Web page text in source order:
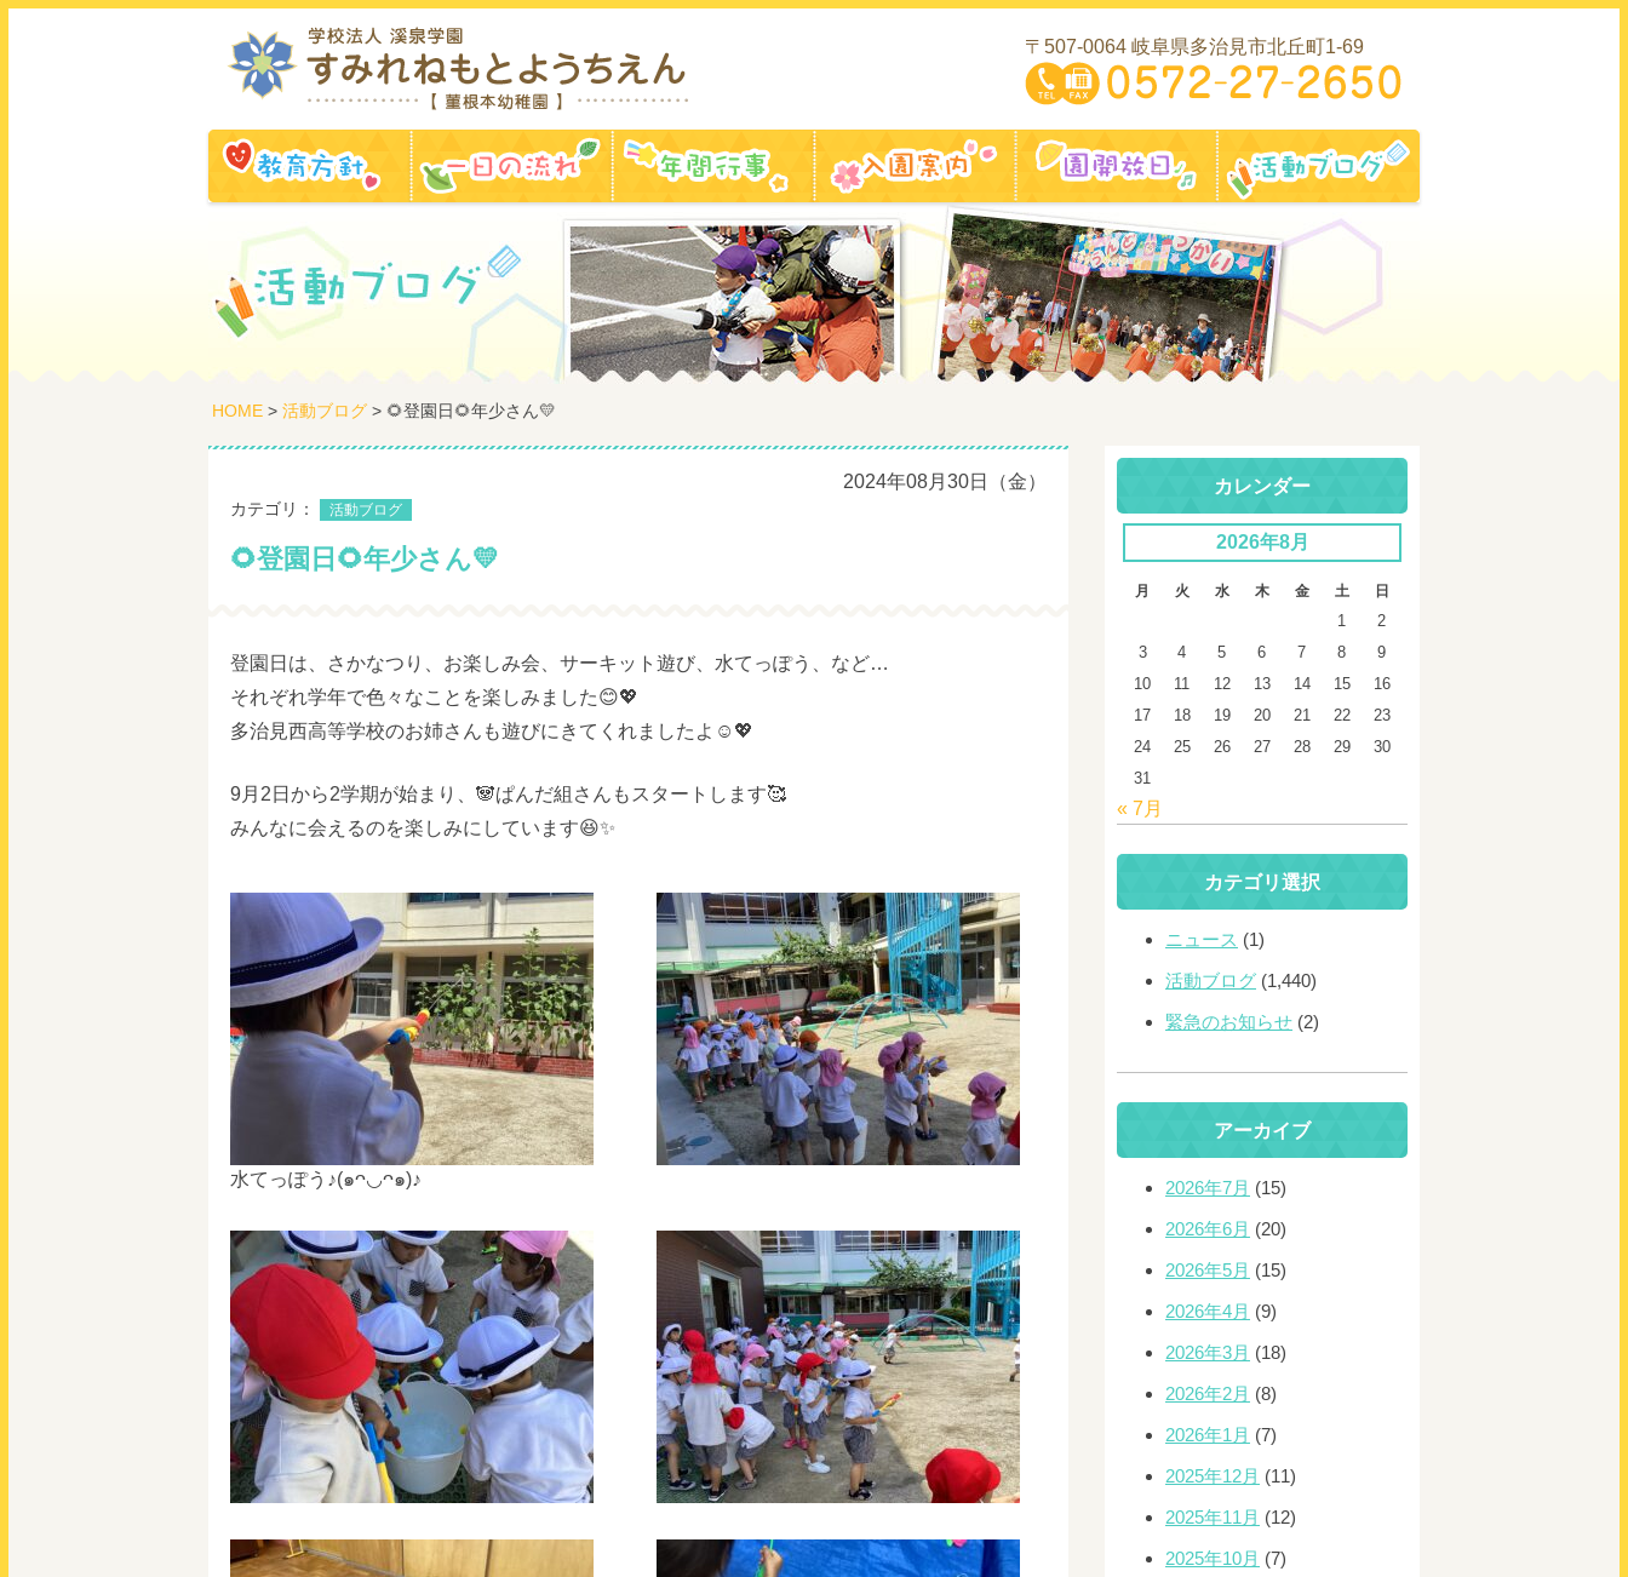
〒507-0064 岐阜県多治見市北丘町1-69
教育方針 一日の流れ 年間行事 入園案内 園開放日
HOME> 活動ブログ> 🌻登園日🌻年少さん💛
2024年08月30日（金）
カテゴリ： 活動ブログ
🌻登園日🌻年少さん💛
登園日は、さかなつり、お楽しみ会、サーキット遊び、水てっぽう、など…
それぞれ学年で色々なことを楽しみました😊💖
多治見西高等学校のお姉さんも遊びにきてくれましたよ☺️💖
9月2日から2学期が始まり、🐼ぱんだ組さんもスタートします🥰
みんなに会えるのを楽しみにしています😆✨
水てっぽう♪(๑ᴖ◡ᴖ๑)♪
カレンダー
2026年8月
月 火 水 木 金 土 日
1
2
3
4 5 6 7 8
9
10
11 12 13 14 15
16
17
18 19 20 21 22
23
24
25 26 27 28 29
30
31
« 7月
カテゴリ選択
ニュース (1)
活動ブログ (1,440)
緊急のお知らせ (2)
アーカイブ
2026年7月 (15)
2026年6月 (20)
2026年5月 (15)
2026年4月 (9)
2026年3月 (18)
2026年2月 (8)
2026年1月 (7)
2025年12月 (11)
2025年11月 (12)
2025年10月 (7)